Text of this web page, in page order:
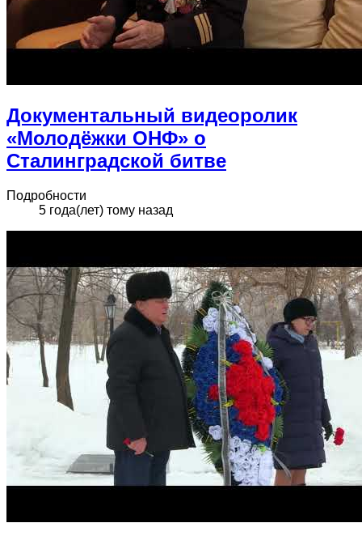
Документальный видеоролик
«Молодёжки ОНФ» о
Сталинградской битве
Подробности
5 года(лет) тому назад